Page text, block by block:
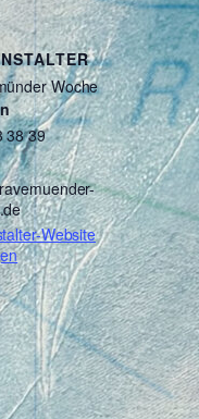
Woche
38 39
Website